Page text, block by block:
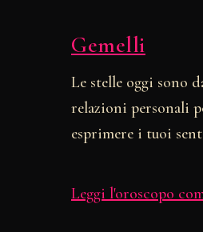
Gemelli
Le stelle oggi sono
relazioni personali
esprimere i tuoi
Leggi l'oroscopo